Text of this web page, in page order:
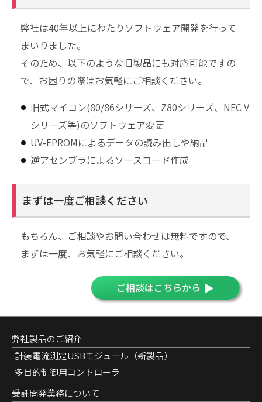
弊社は40年以上にわたりソフトウェア開発を行って
まいりました。
そのため、以下のような旧製品にも対応可能ですの
で、お困りの際はお気軽にご相談ください。
旧式マイコン(80/86シリーズ、Z80シリーズ、NEC V
シリーズ等)のソフトウェア変更
UV-EPROMによるデータの読み出しや納品
逆アセンブラによるソースコード作成
まずは一度ご相談ください
もちろん、ご相談やお問い合わせは無料ですので、
まずは一度、お気軽にご相談ください。
ご相談はこちらから
弊社製品のご紹介
計装電流測定USBモジュール（新製品）
多目的制御用コントローラ
受託開発業務について